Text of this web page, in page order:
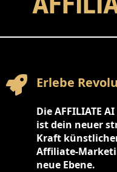
Erlebe
Die AFFILIATE
ist dein neuer
Kraft
Affiliate-
neue Ebene.